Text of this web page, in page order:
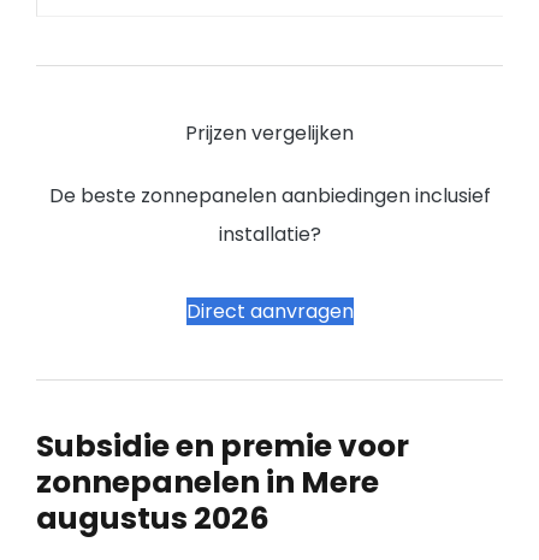
Prijzen vergelijken
De beste zonnepanelen aanbiedingen inclusief
installatie?
Direct aanvragen
Subsidie en premie voor
zonnepanelen in Mere
augustus 2026